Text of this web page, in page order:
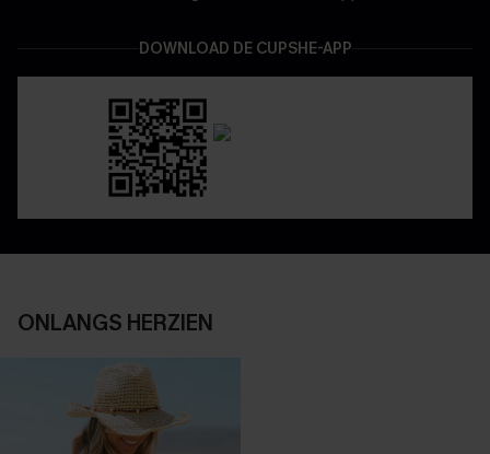
DOWNLOAD DE CUPSHE-APP
ONLANGS HERZIEN